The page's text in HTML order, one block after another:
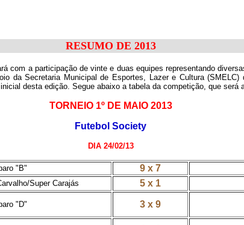
RESUMO DE 2013
com a participação de vinte e duas equipes representando
da Secretaria Municipal de Esportes, Lazer e Cultura
desta edição. Segue abaixo a tabela da competição, que será
TORNEIO 1º DE MAIO 2013
Futebol Society
DIA 24/02/13
"B" 9 x 7
Super Carajás 5 x 1
"D" 3 x 9